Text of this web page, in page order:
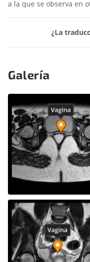
a la que se observa en
¿La
Galería